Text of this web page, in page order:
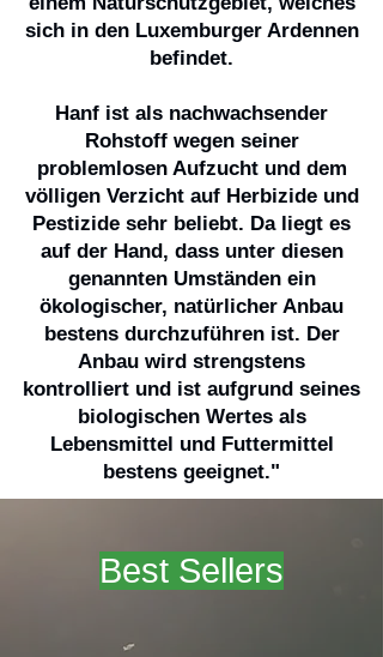
sich in den Luxemburger Ardennen
befindet.
Hanf ist als nachwachsender
Rohstoff wegen seiner
problemlosen Aufzucht und dem
völligen Verzicht auf Herbizide und
Pestizide sehr beliebt. Da liegt es
auf der Hand, dass unter diesen
genannten Umständen ein
ökologischer, natürlicher Anbau
bestens durchzuführen ist. Der
Anbau wird strengstens
kontrolliert und ist aufgrund seines
biologischen Wertes als
Lebensmittel und Futtermittel
bestens geeignet."
Best Sellers